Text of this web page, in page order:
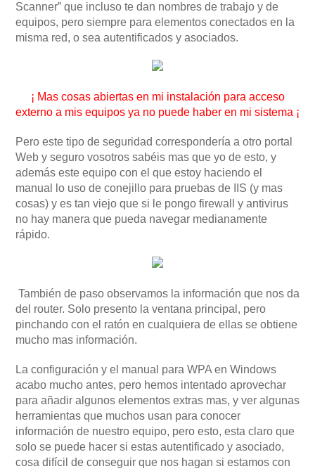
Scanner” que incluso te dan nombres de trabajo y de
equipos, pero siempre para elementos conectados en la
misma red, o sea autentificados y asociados.
¡ Mas cosas abiertas en mi instalación para acceso
externo a mis equipos ya no puede haber en mi sistema ¡
Pero este tipo de seguridad correspondería a otro portal
Web y seguro vosotros sabéis mas que yo de esto, y
además este equipo con el que estoy haciendo el
manual lo uso de conejillo para pruebas de IIS (y mas
cosas) y es tan viejo que si le pongo firewall y antivirus
no hay manera que pueda navegar medianamente
rápido.
También de paso observamos la información que nos da
del router. Solo presento la ventana principal, pero
pinchando con el ratón en cualquiera de ellas se obtiene
mucho mas información.
La configuración y el manual para WPA en Windows
acabo mucho antes, pero hemos intentado aprovechar
para añadir algunos elementos extras mas, y ver algunas
herramientas que muchos usan para conocer
información de nuestro equipo, pero esto, esta claro que
solo se puede hacer si estas autentificado y asociado,
cosa difícil de conseguir que nos hagan si estamos con